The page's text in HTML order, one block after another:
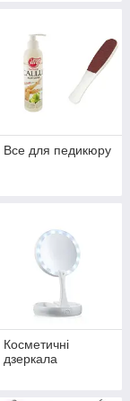
Все для педикюру
Косметичні
дзеркала